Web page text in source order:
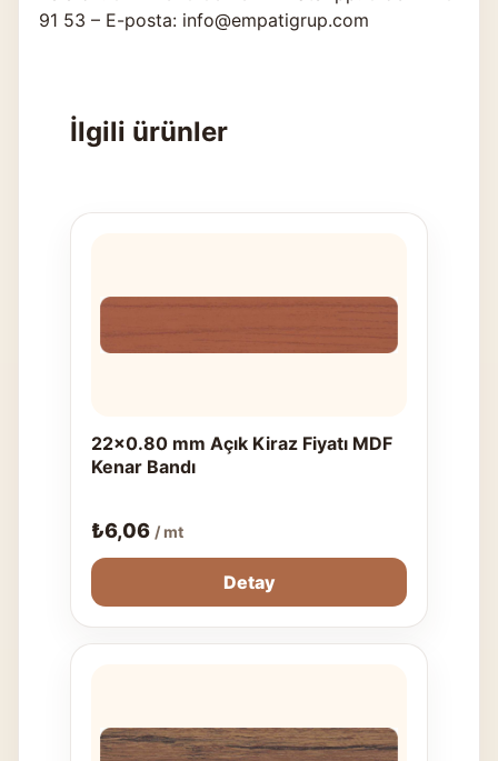
91 53 – E-posta: info@empatigrup.com
İlgili ürünler
22x0.80 mm Açık Kiraz Fiyatı MDF
Kenar Bandı
₺6,06 / mt
Detay